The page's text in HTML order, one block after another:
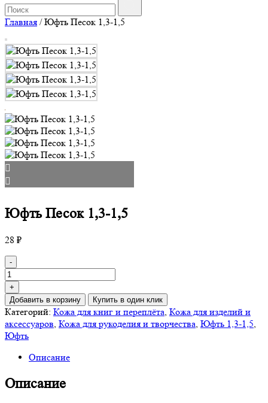
Главная /Юфть Песок 1,3-1,5
Юфть Песок 1,3-1,5
28 ₽
Количество
товара
Юфть
Песок
1,3-
1,5
-
+
Добавить в корзину
Купить в один клик
Категорий: Кожа для книг и переплёта, Кожа для изделий и
аксессуаров, Кожа для рукоделия и творчества, Юфть 1,3-1,5,
Юфть
Описание
Описание